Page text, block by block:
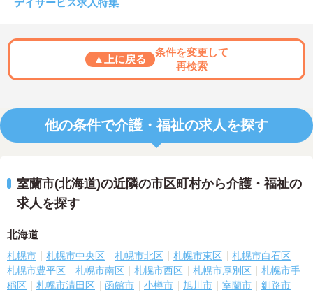
デイサービス求人特集
▲上に戻る
条件を変更して
再検索
他の条件で介護・福祉の求人を探す
室蘭市(北海道)の近隣の市区町村から介護・福祉の
求人を探す
北海道
札幌市 札幌市中央区 札幌市北区 札幌市東区
札幌市白石区
札幌市豊平区
札幌市南区 札幌市西区 札幌市厚別区
札幌市手
稲区
札幌市清田区 函館市 小樽市 旭川市 室蘭市
釧路市